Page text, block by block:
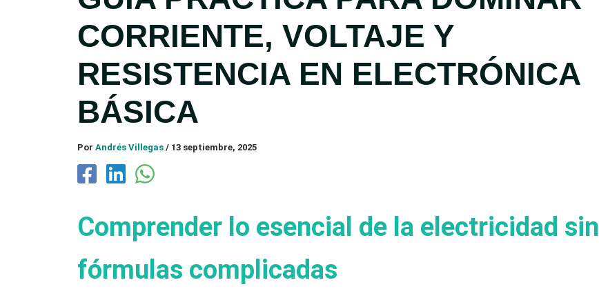
CORRIENTE, VOLTAJE Y
RESISTENCIA EN ELECTRÓNICA
BÁSICA
Por Andrés Villegas / 13 septiembre, 2025
Comprender lo esencial de la electricidad sin
fórmulas complicadas